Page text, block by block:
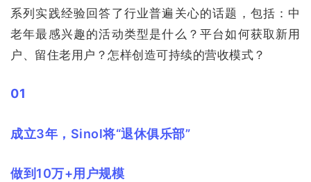
系列实践经验回答了行业普遍关心的话题，包括：中
老年最感兴趣的活动类型是什么？平台如何获取新用
户、留住老用户？怎样创造可持续的营收模式？
01
成立3年，Sinol将“退休俱乐部”
做到10万+用户规模